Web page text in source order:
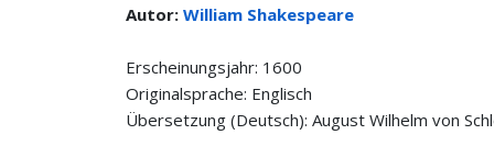
Autor: William Shakespeare
Erscheinungsjahr: 1600
Originalsprache: Englisch
Übersetzung (Deutsch): August Wilhelm von